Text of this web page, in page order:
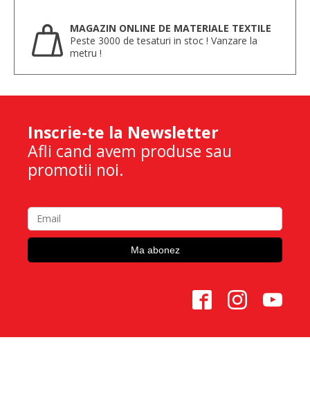
MAGAZIN ONLINE DE MATERIALE TEXTILE
Peste 3000 de tesaturi in stoc ! Vanzare la
metru !
Inscrie-te la Newsletter
Afli cand avem produse sau
promotii noi.